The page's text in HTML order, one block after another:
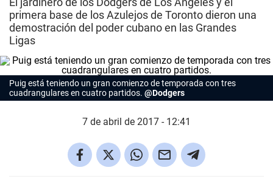
primera base de los Azulejos de Toronto dieron una
demostración del poder cubano en las Grandes
Ligas
Puig está teniendo un gran comienzo de temporada con tres
cuadrangulares en cuatro partidos. @Dodgers
7 de abril de 2017 - 12:41